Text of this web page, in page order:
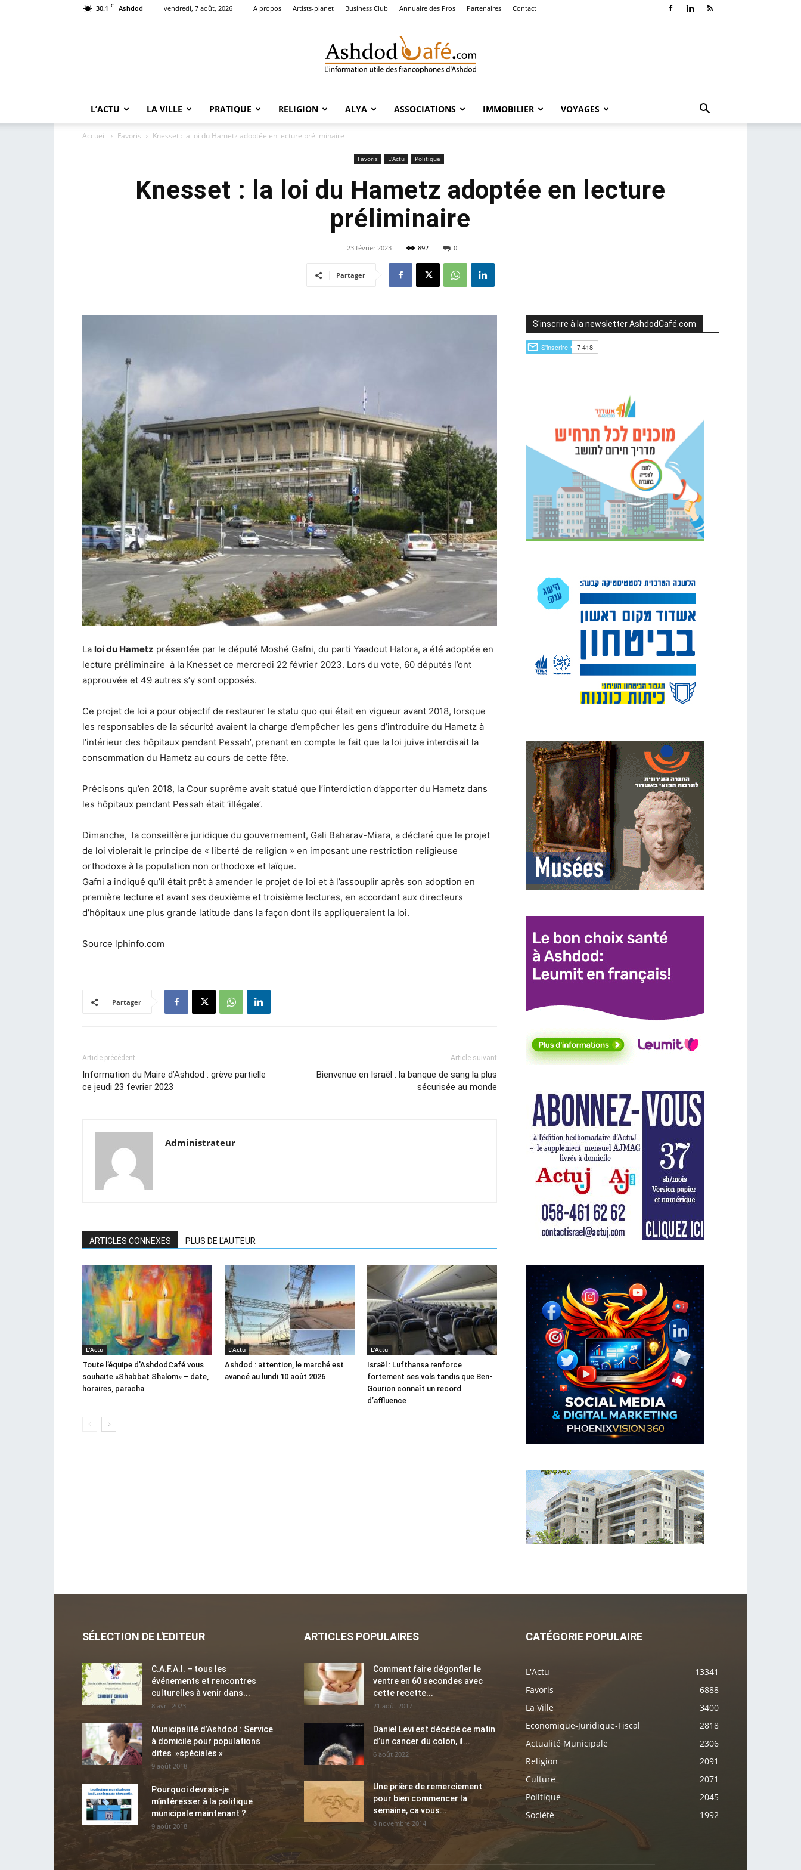
30.1 C Ashdod vendredi, 7 août, 2026 A propos Artists-planet Business Club Annuaire des Pros Partenaires Contact
Café
L’ACTU LA VILLE PRATIQUE RELIGION ALYA ASSOCIATIONS IMMOBILIER VOYAGES
Accueil Favoris Knesset : la loi du Hametz adoptée en lecture préliminaire
Favoris L'Actu Politique
Knesset : la loi du Hametz adoptée en lecture
préliminaire
23 février 2023 892 0
Partager
La loi du Hametz présentée par le député Moshé Gafni, du parti Yaadout Hatora, a été adoptée en
lecture préliminaire à la Knesset ce mercredi 22 février 2023. Lors du vote, 60 députés l’ont
approuvée et 49 autres s’y sont opposés.
Ce projet de loi a pour objectif de restaurer le statu quo qui était en vigueur avant 2018, lorsque
les responsables de la sécurité avaient la charge d’empêcher les gens d’introduire du Hametz à
l’intérieur des hôpitaux pendant Pessah’, prenant en compte le fait que la loi juive interdisait la
consommation du Hametz au cours de cette fête.
Précisons qu’en 2018, la Cour suprême avait statué que l’interdiction d’apporter du Hametz dans
les hôpitaux pendant Pessah était ‘illégale’.
Dimanche, la conseillère juridique du gouvernement, Gali Baharav-Miara, a déclaré que le projet
de loi violerait le principe de « liberté de religion » en imposant une restriction religieuse
orthodoxe à la population non orthodoxe et laïque.
Gafni a indiqué qu’il était prêt à amender le projet de loi et à l’assouplir après son adoption en
première lecture et avant ses deuxième et troisième lectures, en accordant aux directeurs
d’hôpitaux une plus grande latitude dans la façon dont ils appliqueraient la loi.
Source lphinfo.com
Partager
Article précédent
Information du Maire d’Ashdod : grève partielle
ce jeudi 23 fevrier 2023
Article suivant
Bienvenue en Israël : la banque de sang la plus
sécurisée au monde
Administrateur
ARTICLES CONNEXES PLUS DE L'AUTEUR
L'Actu
Toute l’équipe d’AshdodCafé vous
souhaite «Shabbat Shalom» – date,
horaires, paracha
L'Actu
Ashdod : attention, le marché est
avancé au lundi 10 août 2026
L'Actu
Israël : Lufthansa renforce
fortement ses vols tandis que Ben-
Gourion connaît un record
d’affluence
S'inscrire à la newsletter AshdodCafé.com
SÉLECTION DE L'EDITEUR
C.A.F.A.I. – tous les
événements et rencontres
culturelles à venir dans...
8 avril 2023
Municipalité d’Ashdod : Service
à domicile pour populations
dites »spéciales »
9 août 2018
Pourquoi devrais-je
m’intéresser à la politique
municipale maintenant ?
9 août 2018
ARTICLES POPULAIRES
Comment faire dégonfler le
ventre en 60 secondes avec
cette recette...
21 août 2017
Daniel Levi est décédé ce matin
d’un cancer du colon, il...
6 août 2022
Une prière de remerciement
pour bien commencer la
semaine, ca vous...
8 novembre 2014
CATÉGORIE POPULAIRE
L'Actu
13341
Favoris
6888
La Ville
3400
Economique-Juridique-Fiscal
2818
Actualité Municipale
2306
Religion
2091
Culture
2071
Politique
2045
Société
1992